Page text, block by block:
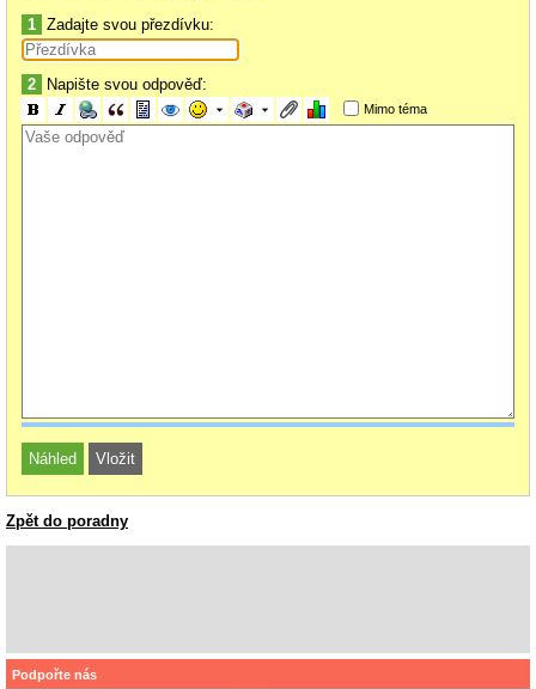
1 Zadajte svou přezdívku:
2 Napište svou odpověď:
Mimo téma
Zpět do poradny
Podpořte nás